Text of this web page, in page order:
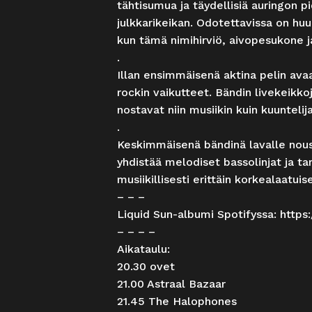
tähtisumua ja täydellisiä auringon
julkkarikeikan. Odotettavissa on
kun tämä nimihirviö, aivopesukone
.
Illan ensimmäisenä aktina pelin
rockin vaikutteet. Bändin
nostavat niin musiikin kuin
.
Keskimmäisenä bändinä lavalle
yhdistää melodiset bassolinjat ja
musiikillisesti erittäin
– – –
Liquid Sun-albumi Spotifyssa:
– – – –
Aikataulu:
20.30 ovet
21.00 Astraal Bazaar
21.45 The Halophones